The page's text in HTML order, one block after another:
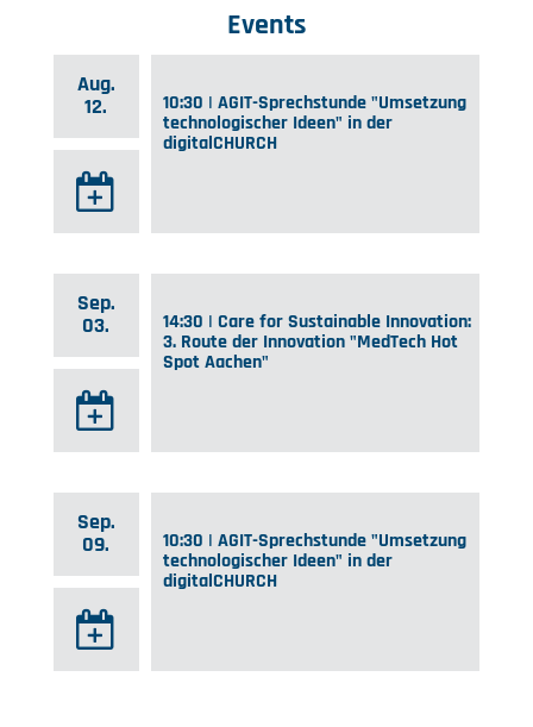
Events
Aug.
12.
10:30 | AGIT-Sprechstunde "Umsetzung
technologischer Ideen" in der
digitalCHURCH
Sep.
03.
14:30 | Care for Sustainable Innovation:
3. Route der Innovation "MedTech Hot
Spot Aachen"
Sep.
09.
10:30 | AGIT-Sprechstunde "Umsetzung
technologischer Ideen" in der
digitalCHURCH